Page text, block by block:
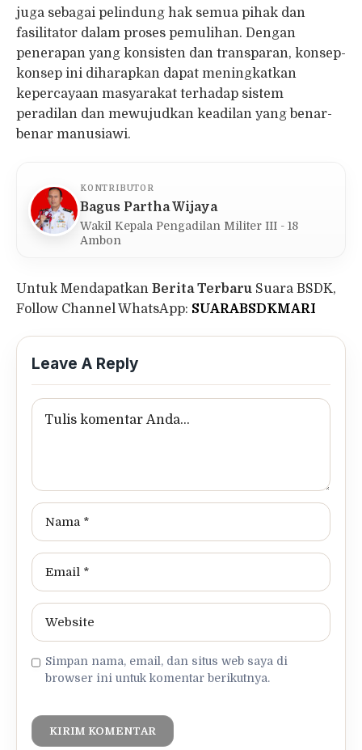
juga sebagai pelindung hak semua pihak dan
fasilitator dalam proses pemulihan. Dengan
penerapan yang konsisten dan transparan, konsep-
konsep ini diharapkan dapat meningkatkan
kepercayaan masyarakat terhadap sistem
peradilan dan mewujudkan keadilan yang benar-
benar manusiawi.
KONTRIBUTOR
Bagus Partha Wijaya
Wakil Kepala Pengadilan Militer III - 18
Ambon
Untuk Mendapatkan Berita Terbaru Suara BSDK,
Follow Channel WhatsApp: SUARABSDKMARI
Leave A Reply
Simpan nama, email, dan situs web saya di
browser ini untuk komentar berikutnya.